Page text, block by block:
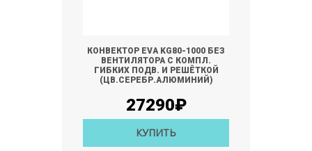
КОНВЕКТОР EVA KG80-1000 БЕЗ
ВЕНТИЛЯТОРА С КОМПЛ.
ГИБКИХ ПОДВ. И РЕШЁТКОЙ
(ЦВ.СЕРЕБР.АЛЮМИНИЙ)
27290₽
КУПИТЬ